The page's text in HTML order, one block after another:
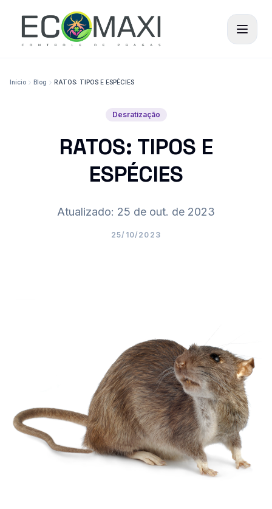
Início Blog RATOS: TIPOS E ESPÉCIES
Desratização
RATOS: TIPOS E
ESPÉCIES
Atualizado: 25 de out. de 2023
25/10/2023